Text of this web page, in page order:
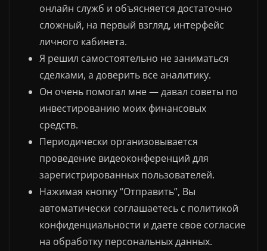
онлайн служб и объясняется достаточно
сложный, на первый взгляд, интерфейс
личного кабинета.
Я решил самостоятельно не заниматься
сделками, а доверить все аналитику.
Он очень помогал мне — давал советы по
инвестированию моих финансовых
средств.
Периодически организовывается
проведение видеоконференций для
зарегистрированных пользователей.
Нажимая кнопку “Отправить”, Вы
автоматически соглашаетесь с политикой
конфиденциальности и даете свое согласие
на обработку персональных данных.